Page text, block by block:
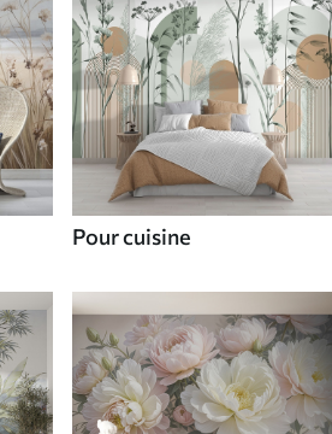
Pour cuisine